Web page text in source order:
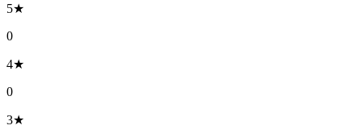
5★
0
4★
0
3★